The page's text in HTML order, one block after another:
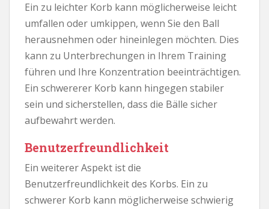
Ein zu leichter Korb kann möglicherweise leicht
umfallen oder umkippen, wenn Sie den Ball
herausnehmen oder hineinlegen möchten. Dies
kann zu Unterbrechungen in Ihrem Training
führen und Ihre Konzentration beeinträchtigen.
Ein schwererer Korb kann hingegen stabiler
sein und sicherstellen, dass die Bälle sicher
aufbewahrt werden.
Benutzerfreundlichkeit
Ein weiterer Aspekt ist die
Benutzerfreundlichkeit des Korbs. Ein zu
schwerer Korb kann möglicherweise schwierig